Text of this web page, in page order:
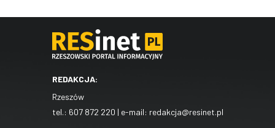
REDAKCJA:
Rzeszów
tel.: 607 872 220 | e-mail: redakcja@resinet.pl